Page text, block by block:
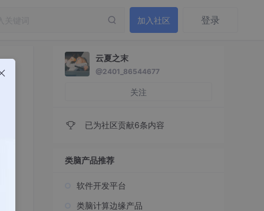
加入社区 登录
云夏之末
@2401_86544677
关注
已为社区贡献6条内容
类脑产品推荐
软件开发平台
类脑计算边缘产品